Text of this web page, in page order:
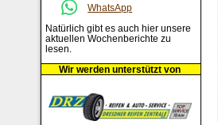
WhatsApp
Natürlich gibt es auch hier unsere
aktuellen Wochenberichte zu
lesen.
Wir werden unterstützt von